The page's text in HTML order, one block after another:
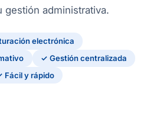
gestión administrativa.
electrónica
✓ Gestión centralizada
Fácil y rápido